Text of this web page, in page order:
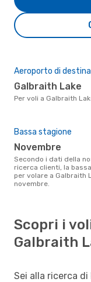
Aeroporto di
Galbraith Lake
Per voli a Galbraith
Bassa stagione
novembre
Secondo i dati della nostra
ricerca clienti, la
per volare a Galbraith
novembre.
Scopri i
Galbraith
Sei alla ricerca